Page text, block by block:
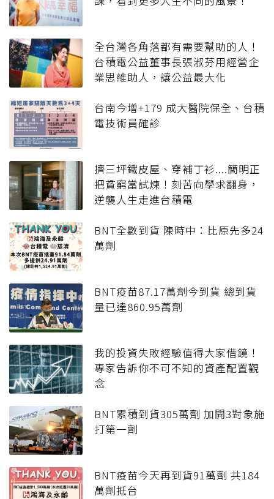
全台灣各角落都有需要幫助的人！
台積電公益董事長張淑芬用經營企
業思維助人，讓公益最大化
台南今增+179 成大醫院保全、台積
電技術員確診
擠三坪鐵皮屋、穿補丁衫....簡明正
把貧窮當試煉！刻苦向學求翻身，
逆襲人生走進台積電
BNT全數到貨 陳時中：比原先多24
萬劑
BNT疫苗87.17萬劑今到貨 總到貨
量已達860.95萬劑
我的投資失敗經驗值得大家借鏡！
專家告訴你不可不知的資產配置觀
念
BNT累積到貨305萬劑 加開3對象施
打第一劑
BNT疫苗今天再到貨91萬劑 共184
萬劑抵台